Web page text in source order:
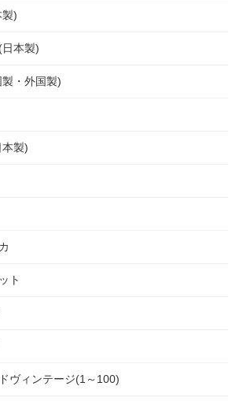
製)
本製)
製・外国製)
製)
ト
ヴィンテージ(1～100)